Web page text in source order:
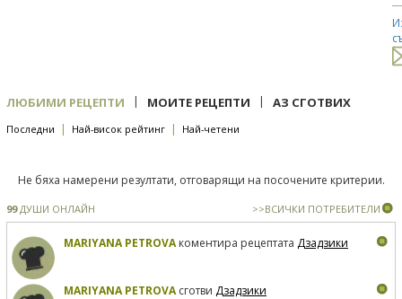
ЛЮБИМИ РЕЦЕПТИ | МОИТЕ РЕЦЕПТИ | АЗ СГОТВИХ
Последни | Най-висок рейтинг | Най-четени
Не бяха намерени резултати, отговарящи на посочените критерии.
99ДУШИ ОНЛАЙН >>ВСИЧКИ ПОТРЕБИТЕЛИ
MARIYANA PETROVAкоментира рецептата Дзадзики
MARIYANA PETROVAсготви Дзадзики